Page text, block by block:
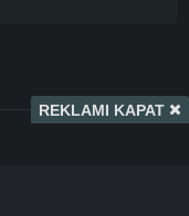
REKLAMI KAPAT